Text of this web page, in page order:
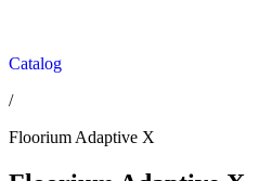
Catalog
/
Floorium Adaptive X